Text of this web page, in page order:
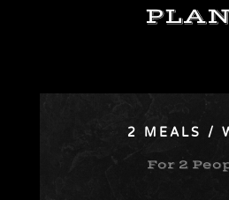
2 MEALS /
For 2